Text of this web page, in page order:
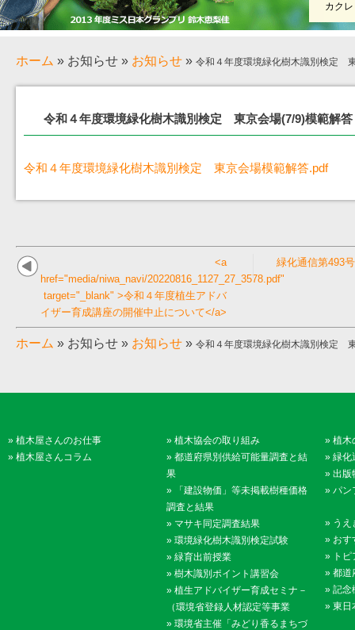
カク
ホーム » お知らせ » お知らせ » 令和４年度環境緑化樹木識別検定
令和４年度環境緑化樹木識別検定 東京会場(7/9)模範解答
令和４年度環境緑化樹木識別検定 東京会場模範解答.pdf
<a
href="media/niwa_navi/20220816_1127_27_3578.pdf"
target="_blank" >令和４年度植生アドバ
イザー育成講座の開催中止について</a>
緑化通信第493号
ホーム » お知らせ » お知らせ » 令和４年度環境緑化樹木識別検定
» 植木屋さんのお仕事
» 植木屋さんコラム
» 植木協会の取り組み
» 都道府県別供給可能量調査と結
果
»
「建設物価」等未掲載樹種価格
調査と結果
» マサキ同定調査結果
» 環境緑化樹木識別検定試験
» 緑育出前授業
» 樹木識別ポイント講習会
» 植生アドバイザー育成セミナ－
（環境省登録人材認定等事業
» 環境省主催「みどり香るまちづ
» 植木
» 緑化
» 出版
» パン
» うえ
» おす
» ト
» 都道
» 記念
» 東日